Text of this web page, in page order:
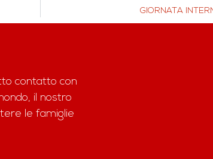
GIORNATA
contatto con
il nostro
le famiglie